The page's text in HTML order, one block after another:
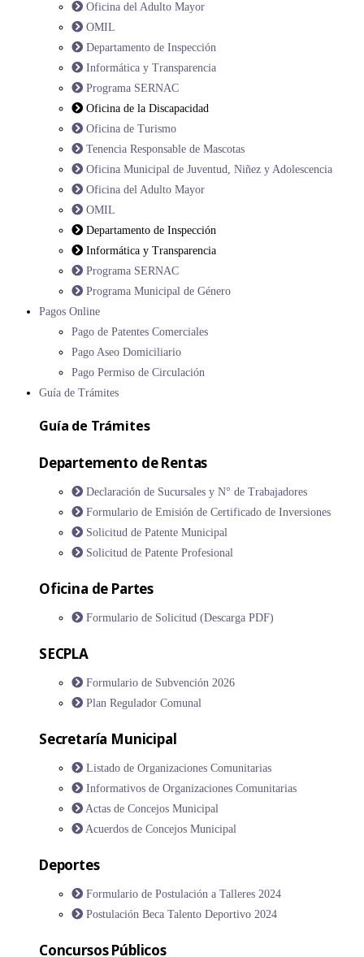
Oficina del Adulto Mayor
OMIL
Departamento de Inspección
Informática y Transparencia
Programa SERNAC
Oficina de la Discapacidad
Oficina de Turismo
Tenencia Responsable de Mascotas
Oficina Municipal de Juventud, Niñez y Adolescencia
Oficina del Adulto Mayor
OMIL
Departamento de Inspección
Informática y Transparencia
Programa SERNAC
Programa Municipal de Género
Pagos Online
Pago de Patentes Comerciales
Pago Aseo Domiciliario
Pago Permiso de Circulación
Guía de Trámites
Guía de Trámites
Departemento de Rentas
Declaración de Sucursales y N° de Trabajadores
Formulario de Emisión de Certificado de Inversiones
Solicitud de Patente Municipal
Solicitud de Patente Profesional
Oficina de Partes
Formulario de Solicitud (Descarga PDF)
SECPLA
Formulario de Subvención 2026
Plan Regulador Comunal
Secretaría Municipal
Listado de Organizaciones Comunitarias
Informativos de Organizaciones Comunitarias
Actas de Concejos Municipal
Acuerdos de Concejos Municipal
Deportes
Formulario de Postulación a Talleres 2024
Postulación Beca Talento Deportivo 2024
Concursos Públicos